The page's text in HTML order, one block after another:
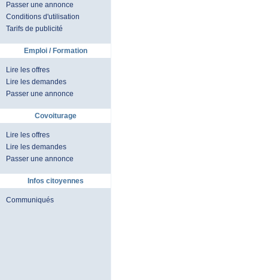
Passer une annonce
Conditions d'utilisation
Tarifs de publicité
Emploi / Formation
Lire les offres
Lire les demandes
Passer une annonce
Covoiturage
Lire les offres
Lire les demandes
Passer une annonce
Infos citoyennes
Communiqués